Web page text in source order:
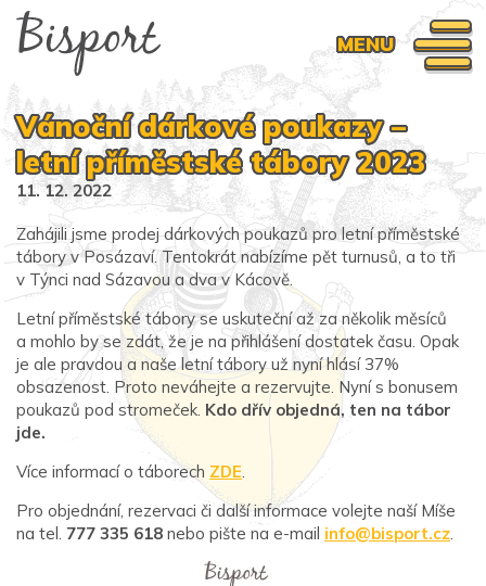
MENU
Vánoční dárkové poukazy –
letní příměstské tábory 2023
11. 12. 2022
Zahájili jsme prodej dárkových poukazů pro letní příměstské
tábory v Posázaví. Tentokrát nabízíme pět turnusů, a to tři
v Týnci nad Sázavou a dva v Kácově.
Letní příměstské tábory se uskuteční až za několik měsíců
a mohlo by se zdát, že je na přihlášení dostatek času. Opak
je ale pravdou a naše letní tábory už nyní hlásí 37%
obsazenost. Proto neváhejte a rezervujte. Nyní s bonusem
poukazů pod stromeček. Kdo dřív objedná, ten na tábor
jde.
Více informací o táborech ZDE.
Pro objednání, rezervaci či další informace volejte naší Míše
na tel. 777 335 618 nebo pište na e-mail info@bisport.cz.